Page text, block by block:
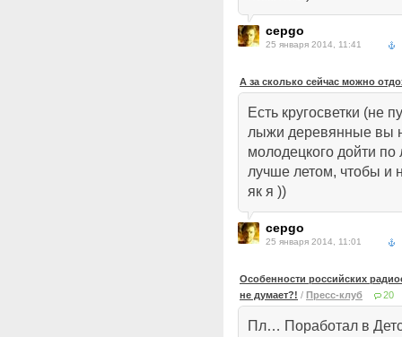
cepgo
25 января 2014, 11:41
А за сколько сейчас можно
Есть кругосветки (не
лыжи деревянные вы
молодецкого дойти
лучше летом, чтобы и
як я ))
cepgo
25 января 2014, 11:01
Особенности российских
не думает?! / Пресс-клуб 20
Пл… Поработал в